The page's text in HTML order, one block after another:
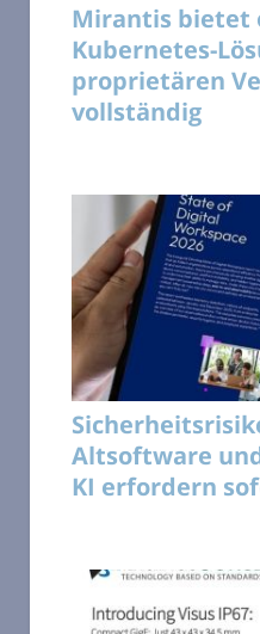
Mirantis bietet
Kubernetes-
proprietären
vollständig
Altsoftware
KI erfordern